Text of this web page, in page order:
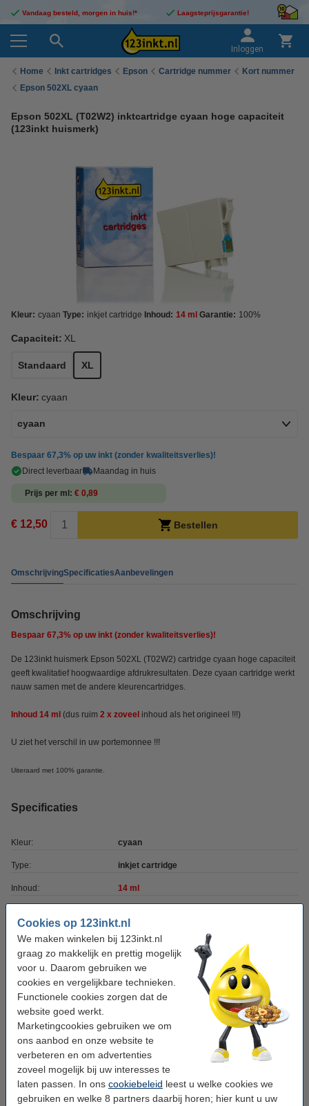
Cookies op 123inkt.nl
We maken winkelen bij 123inkt.nl
graag zo makkelijk en prettig mogelijk
voor u. Daarom gebruiken we
cookies en vergelijkbare technieken.
Functionele cookies zorgen dat de
website goed werkt.
Marketingcookies gebruiken we om
ons aanbod en onze website te
verbeteren en om advertenties
zoveel mogelijk bij uw interesses te
laten passen. In ons cookiebeleid leest u welke cookies we
gebruiken en welke 8 partners daarbij horen; hier kunt u uw
Vandaag besteld, morgen in huis!* Laagsteprijsgarantie!
Inloggen
Home Inkt cartridges Epson Cartridge nummer
Kort nummer
Epson 502XL cyaan
Epson 502XL (T02W2) inktcartridge cyaan hoge capaciteit
(123inkt huismerk)
Kleur: cyaan Type: inkjet cartridge Inhoud: 14 ml Garantie: 100%
Capaciteit: XL
Standaard XL
Kleur: cyaan
cyaan
Bespaar 67,3% op uw inkt (zonder kwaliteitsverlies)!
Direct leverbaar
Maandag in huis
Prijs per ml € 0,89
€ 12,50 Bestellen
OmschrijvingSpecificatiesAanbevelingen
Omschrijving
Bespaar 67,3% op uw inkt (zonder kwaliteitsverlies)!
De 123inkt huismerk Epson 502XL (T02W2) cartridge cyaan hoge capaciteit
geeft kwalitatief hoogwaardige afdrukresultaten. Deze cyaan cartridge werkt
nauw samen met de andere kleurencartridges.
Inhoud 14 ml (dus ruim 2 x zoveel inhoud als het origineel !!!)
U ziet het verschil in uw portemonnee !!!
Uiteraard met 100% garantie.
Specificaties
Kleur: cyaan
Type: inkjet cartridge
Inhoud: 14 ml
Merk: 123inkt
EAN-code: 5397124027682
Ons artikelnr: 024111
Nummer: C13T02W24010
Tip: complete set bestellen
Epson aanbieding: 502XL (T02W6) -serie 1
zwart + 3 kleuren (123inkt huismerk)
€ 57,50